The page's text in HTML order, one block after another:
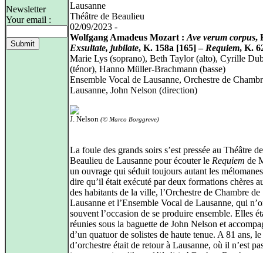
Newsletter
Your email :
Lausanne
Théâtre de Beaulieu
02/09/2023 -
Wolfgang Amadeus Mozart : Ave verum corpus,
Exsultate, jubilate, K. 158a [165] – Requiem, K.
Marie Lys (soprano), Beth Taylor (alto), Cyrille
(ténor), Hanno Müller-Brachmann (basse)
Ensemble Vocal de Lausanne, Orchestre de
Lausanne, John Nelson (direction)
J. Nelson (© Marco Borggreve)
La foule des grands soirs s’est pressée au Théâtre de
Beaulieu de Lausanne pour écouter le Requiem de
un ouvrage qui séduit toujours autant les
dire qu’il était exécuté par deux formations chères
des habitants de la ville, l’Orchestre de Chambre de
Lausanne et l’Ensemble Vocal de Lausanne, qui
souvent l’occasion de se produire ensemble. Elles
réunies sous la baguette de John Nelson et
d’un quatuor de solistes de haute tenue. A 81 ans,
d’orchestre était de retour à Lausanne, où il n’est